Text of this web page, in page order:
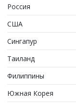
Россия
США
Сингапур
Таиланд
Филиппины
Южная Корея